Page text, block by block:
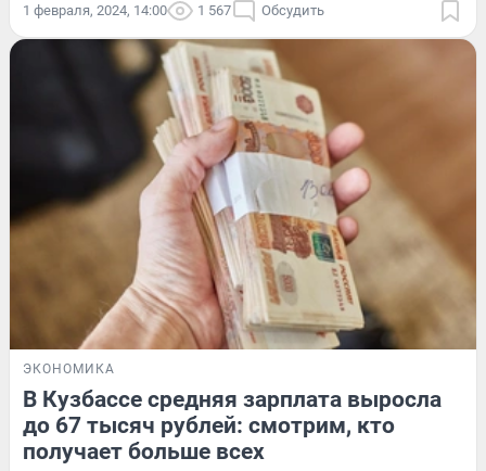
1 февраля, 2024, 14:00 1 567 Обсудить
ЭКОНОМИКА
В Кузбассе средняя зарплата выросла
до 67 тысяч рублей: смотрим, кто
получает больше всех